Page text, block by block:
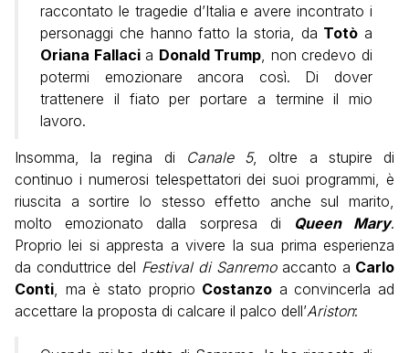
raccontato le tragedie d’Italia e avere incontrato i
personaggi che hanno fatto la storia, da Totò a
Oriana Fallacia Donald Trump, non credevo di
potermi emozionare ancora così. Di dover
trattenere il fiato per portare a termine il mio
lavoro.
Insomma, la regina di Canale 5, oltre a stupire di
continuo i numerosi telespettatori dei suoi programmi, è
riuscita a sortire lo stesso effetto anche sul marito,
molto emozionato dalla sorpresa di
Queen Mary.
Proprio lei si appresta a vivere la sua prima esperienza
da conduttrice del Festival di Sanremoaccanto a Carlo
Conti, ma è stato proprio Costanzo a convincerla ad
accettare la proposta di calcare il palco dell’Ariston: